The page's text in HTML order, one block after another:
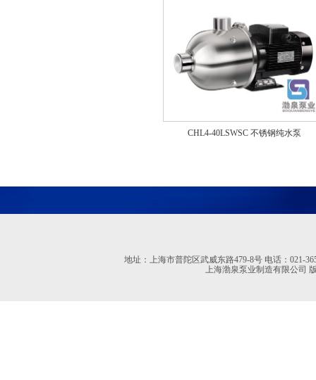
CHL4-40LSWSC 不锈钢纯水泵
地址：上海市普陀区武威东路479-8号 电话：021-
上海渤泉泵业制造有限公司